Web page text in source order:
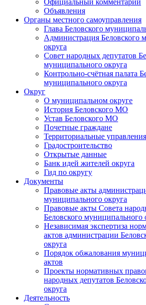
Официальный комментарий
Объявления
Органы местного самоуправления
Глава Беловского
Администрация Беловского
округа
Совет народных депутатов
муниципального округа
Контрольно-счётная палата
муниципального округа
Округ
О муниципальном округе
История Беловского МО
Устав Беловского МО
Почетные граждане
Территориальные управления
Градостроительство
Открытые данные
Банк идей жителей округа
Гид по округу
Документы
Правовые акты
муниципального округа
Правовые акты Совета
Беловского муниципального
Независимая экспертиза
актов администрации
округа
Порядок обжалования
актов
Проекты нормативных
народных депутатов
округа
Деятельность